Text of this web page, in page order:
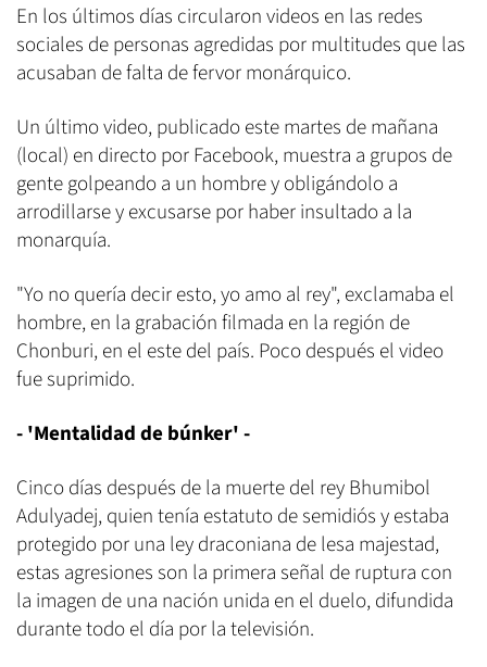
En los últimos días circularon videos en las redes
sociales de personas agredidas por multitudes que las
acusaban de falta de fervor monárquico.
Un último video, publicado este martes de mañana
(local) en directo por Facebook, muestra a grupos de
gente golpeando a un hombre y obligándolo a
arrodillarse y excusarse por haber insultado a la
monarquía.
"Yo no quería decir esto, yo amo al rey", exclamaba el
hombre, en la grabación filmada en la región de
Chonburi, en el este del país. Poco después el video
fue suprimido.
- 'Mentalidad de búnker' -
Cinco días después de la muerte del rey Bhumibol
Adulyadej, quien tenía estatuto de semidiós y estaba
protegido por una ley draconiana de lesa majestad,
estas agresiones son la primera señal de ruptura con
la imagen de una nación unida en el duelo, difundida
durante todo el día por la televisión.